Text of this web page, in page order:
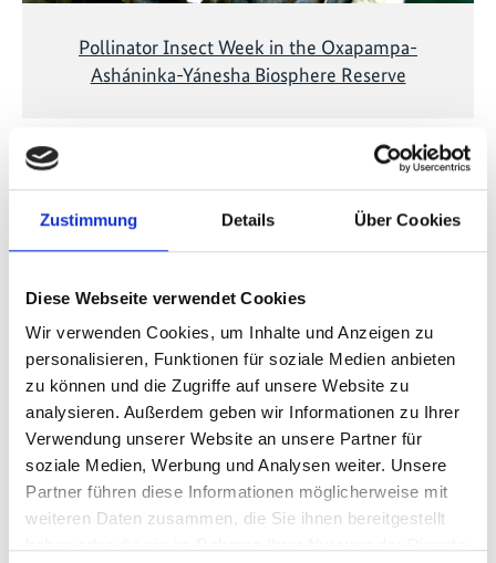
Zustimmung Details Über Cookies
Diese Webseite verwendet Cookies
Wir verwenden Cookies, um Inhalte und Anzeigen zu
personalisieren, Funktionen für soziale Medien anbieten
zu können und die Zugriffe auf unsere Website zu
analysieren. Außerdem geben wir Informationen zu Ihrer
Verwendung unserer Website an unsere Partner für
soziale Medien, Werbung und Analysen weiter. Unsere
Partner führen diese Informationen möglicherweise mit
weiteren Daten zusammen, die Sie ihnen bereitgestellt
Vorherige
Pollinator Insect Week in the Oxapampa-
Asháninka-Yánesha Biosphere Reserve
Publikationen zum Projekt
10/ 2025 | Bildungsmaterialien
Comic: "Sin polinizadores no hay vida"